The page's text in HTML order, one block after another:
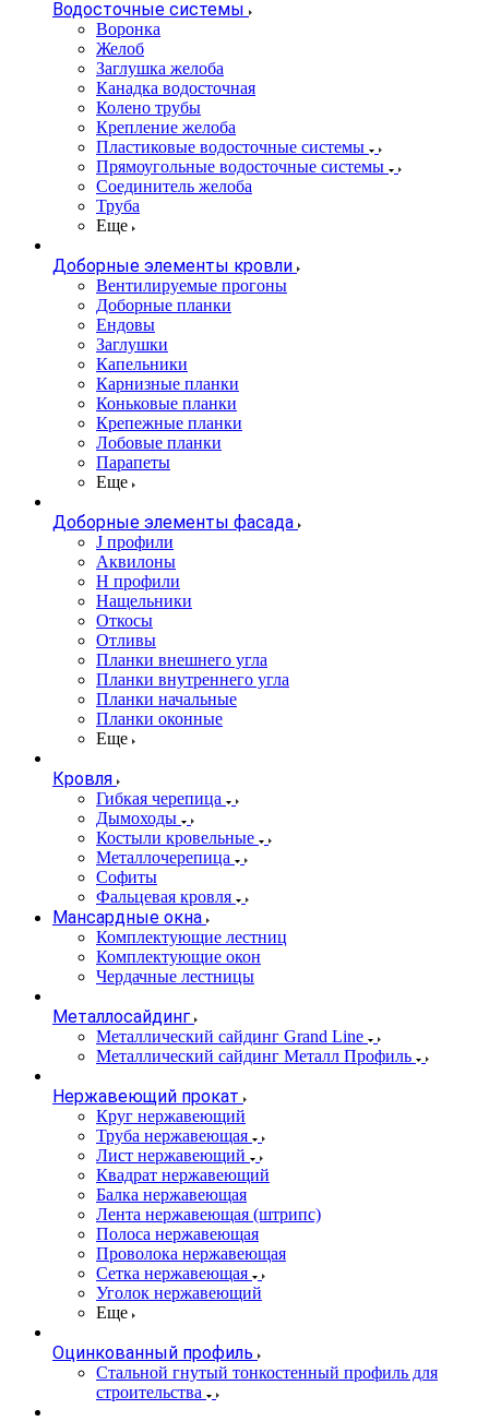
Водосточные системы
Воронка
Желоб
Заглушка желоба
Канадка водосточная
Колено трубы
Крепление желоба
Пластиковые водосточные системы
Прямоугольные водосточные системы
Соединитель желоба
Труба
Еще
Доборные элементы кровли
Вентилируемые прогоны
Доборные планки
Ендовы
Заглушки
Капельники
Карнизные планки
Коньковые планки
Крепежные планки
Лобовые планки
Парапеты
Еще
Доборные элементы фасада
J профили
Аквилоны
Н профили
Нащельники
Откосы
Отливы
Планки внешнего угла
Планки внутреннего угла
Планки начальные
Планки оконные
Еще
Кровля
Гибкая черепица
Дымоходы
Костыли кровельные
Металлочерепица
Софиты
Фальцевая кровля
Мансардные окна
Комплектующие лестниц
Комплектующие окон
Чердачные лестницы
Металлосайдинг
Металлический сайдинг Grand Line
Металлический сайдинг Металл Профиль
Нержавеющий прокат
Круг нержавеющий
Труба нержавеющая
Лист нержавеющий
Квадрат нержавеющий
Балка нержавеющая
Лента нержавеющая (штрипс)
Полоса нержавеющая
Проволока нержавеющая
Сетка нержавеющая
Уголок нержавеющий
Еще
Оцинкованный профиль
Стальной гнутый тонкостенный профиль для
строительства